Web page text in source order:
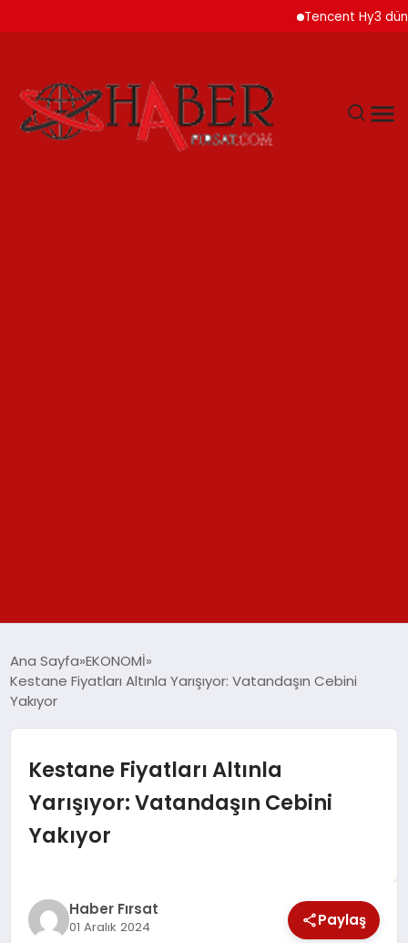
Tencent Hy3 dünya
SPOR
SAĞLIK
MAGAZİN
Ana Sayfa EKONOMİ
Kestane Fiyatları Altınla Yarışıyor: Vatandaşın Cebini
Yakıyor
Kestane Fiyatları Altınla
Yarışıyor: Vatandaşın Cebini
Yakıyor
Haber Fırsat
01 Aralık 2024 Paylaş